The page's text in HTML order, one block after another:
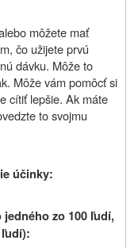
môžete mať
čo užijete prvú
dávku. Môže to
Môže vám pomôcť si
cítiť lepšie. Ak máte
to svojmu
účinky:
zo 100 ľudí,